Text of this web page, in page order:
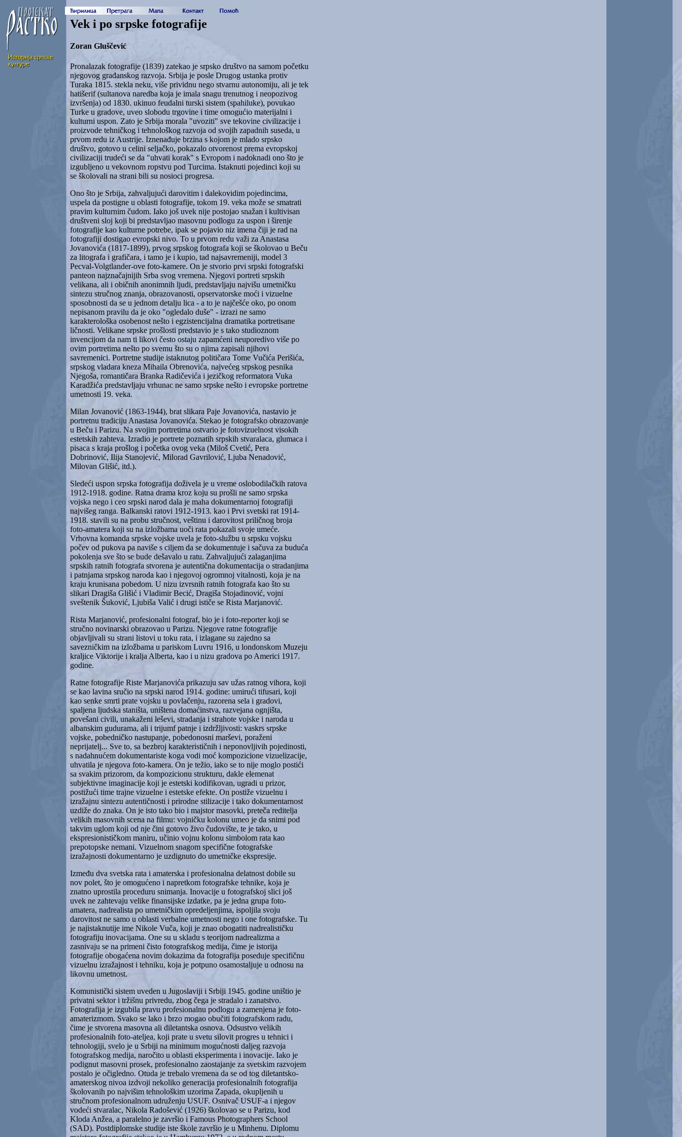
Vek i po srpske fotografije
Zoran Gluščević
Pronalazak fotografije (1839) zatekao je srpsko društvo na samom početku
njegovog građanskog razvoja. Srbija je posle Drugog ustanka protiv
Turaka 1815. stekla neku, više prividnu nego stvarnu autonomiju, ali je tek
hatišerif (sultanova naredba koja je imala snagu trenutnog i neopozivog
izvršenja) od 1830. ukinuo feudalni turski sistem (spahiluke), povukao
Turke u gradove, uveo slobodu trgovine i time omogućio materijalni i
kulturni uspon. Zato je Srbija morala "uvoziti" sve tekovine civilizacije i
proizvode tehničkog i tehnološkog razvoja od svojih zapadnih suseda, u
prvom redu iz Austrije. Iznenađuje brzina s kojom je mlado srpsko
društvo, gotovo u celini seljačko, pokazalo otvorenost prema evropskoj
civilizaciji trudeći se da "uhvati korak" s Evropom i nadoknadi ono što je
izgubljeno u vekovnom ropstvu pod Turcima. Istaknuti pojedinci koji su
se školovali na strani bili su nosioci progresa.
Ono što je Srbija, zahvaljujući darovitim i dalekovidim pojedincima,
uspela da postigne u oblasti fotografije, tokom 19. veka može se smatrati
pravim kulturnim čudom. Iako još uvek nije postojao snažan i kultivisan
društveni sloj koji bi predstavljao masovnu podlogu za uspon i širenje
fotografije kao kulturne potrebe, ipak se pojavio niz imena čiji je rad na
fotografiji dostigao evropski nivo. To u prvom redu važi za Anastasa
Jovanovića (1817-1899), prvog srpskog fotografa koji se školovao u Beču
za litografa i grafičara, i tamo je i kupio, tad najsavremeniji, model 3
Pecval-Volgtlander-ove foto-kamere. On je stvorio prvi srpski fotografski
panteon najznačajnijih Srba svog vremena. Njegovi portreti srpskih
velikana, ali i običnih anonimnih ljudi, predstavljaju najvišu umetničku
sintezu stručnog znanja, obrazovanosti, opservatorske moći i vizuelne
sposobnosti da se u jednom detalju lica - a to je najčešće oko, po onom
nepisanom pravilu da je oko "ogledalo duše" - izrazi ne samo
karakterološka osobenost nešto i egzistencijalna dramatika portretisane
ličnosti. Velikane srpske prošlosti predstavio je s tako studioznom
invencijom da nam ti likovi često ostaju zapamćeni neuporedivo više po
ovim portretima nešto po svemu što su o njima zapisali njihovi
savremenici. Portretne studije istaknutog političara Tome Vučića Perišića,
srpskog vladara kneza Mihaila Obrenovića, najvećeg srpskog pesnika
Njegoša, romantičara Branka Radičevića i jezičkog reformatora Vuka
Karadžića predstavljaju vrhunac ne samo srpske nešto i evropske portretne
umetnosti 19. veka.
Milan Jovanović (1863-1944), brat slikara Paje Jovanovića, nastavio je
portretnu tradiciju Anastasa Jovanovića. Stekao je fotografsko obrazovanje
u Beču i Parizu. Na svojim portretima ostvario je fotovizuelnost visokih
estetskih zahteva. Izradio je portrete poznatih srpskih stvaralaca, glumaca i
pisaca s kraja prošlog i početka ovog veka (Miloš Cvetić, Pera
Dobrinović, Ilija Stanojević, Milorad Gavrilović, Ljuba Nenadović,
Milovan Glišić, itd.).
Sledeći uspon srpska fotografija doživela je u vreme oslobodilačkih ratova
1912-1918. godine. Ratna drama kroz koju su prošli ne samo srpska
vojska nego i ceo srpski narod dala je maha dokumentarnoj fotografiji
najvišeg ranga. Balkanski ratovi 1912-1913. kao i Prvi svetski rat 1914-
1918. stavili su na probu stručnost, veštinu i darovitost priličnog broja
foto-amatera koji su na izložbama uoči rata pokazali svoje umeće.
Vrhovna komanda srpske vojske uvela je foto-službu u srpsku vojsku
počev od pukova pa naviše s ciljem da se dokumentuje i sačuva za buduća
pokolenja sve što se bude dešavalo u ratu. Zahvaljujući zalaganjima
srpskih ratnih fotografa stvorena je autentična dokumentacija o stradanjima
i patnjama srpskog naroda kao i njegovoj ogromnoj vitalnosti, koja je na
kraju krunisana pobedom. U nizu izvrsnih ratnih fotografa kao što su
slikari Dragiša Glišić i Vladimir Becić, Dragiša Stojadinović, vojni
sveštenik Šuković, Ljubiša Valić i drugi ističe se Rista Marjanović.
Rista Marjanović, profesionalni fotograf, bio je i foto-reporter koji se
stručno novinarski obrazovao u Parizu. Njegove ratne fotografije
objavljivali su strani listovi u toku rata, i izlagane su zajedno sa
savezničkim na izložbama u pariskom Luvru 1916, u londonskom Muzeju
kraljice Viktorije i kralja Alberta, kao i u nizu gradova po Americi 1917.
godine.
Ratne fotografije Riste Marjanovića prikazuju sav užas ratnog vihora, koji
se kao lavina sručio na srpski narod 1914. godine: umirući tifusari, koji
kao senke smrti prate vojsku u povlačenju, razorena sela i gradovi,
spaljena ljudska staništa, uništena domaćinstva, razvejana ognjišta,
povešani civili, unakaženi leševi, stradanja i strahote vojske i naroda u
albanskim gudurama, ali i trijumf patnje i izdržljivosti: vaskrs srpske
vojske, pobedničko nastupanje, pobedonosni marševi, poraženi
neprijatelj... Sve to, sa bezbroj karakterističnih i neponovljivih pojedinosti,
s nadahnućem dokumentariste koga vodi moć kompozicione vizuelizacije,
uhvatila je njegova foto-kamera. On je težio, iako se to nije moglo postići
sa svakim prizorom, da kompozicionu strukturu, dakle elemenat
subjektivne imaginacije koji je estetski kodifikovan, ugradi u prizor,
postižući time trajne vizuelne i estetske efekte. On postiže vizuelnu i
izražajnu sintezu autentičnosti i prirodne stilizacije i tako dokumentarnost
uzdiže do znaka. On je isto tako bio i majstor masovki, preteča reditelja
velikih masovnih scena na filmu: vojničku kolonu umeo je da snimi pod
takvim uglom koji od nje čini gotovo živo čudovište, te je tako, u
ekspresionističkom maniru, učinio vojnu kolonu simbolom rata kao
prepotopske nemani. Vizuelnom snagom specifične fotografske
izražajnosti dokumentarno je uzdignuto do umetničke ekspresije.
Između dva svetska rata i amaterska i profesionalna delatnost dobile su
nov polet, što je omogućeno i napretkom fotografske tehnike, koja je
znatno uprostila proceduru snimanja. Inovacije u fotografskoj slici još
uvek ne zahtevaju velike finansijske izdatke, pa je jedna grupa foto-
amatera, nadrealista po umetničkim opredeljenjima, ispoljila svoju
darovitost ne samo u oblasti verbalne umetnosti nego i one fotografske. Tu
je najistaknutije ime Nikole Vuča, koji je znao obogatiti nadrealističku
fotografiju inovacijama. One su u skladu s teorijom nadrealizma a
zasnivaju se na primeni čisto fotografskog medija, čime je istorija
fotografije obogaćena novim dokazima da fotografija poseduje specifičnu
vizuelnu izražajnost i tehniku, koja je potpuno osamostaljuje u odnosu na
likovnu umetnost.
Komunistički sistem uveden u Jugoslaviji i Srbiji 1945. godine uništio je
privatni sektor i tržišnu privredu, zbog čega je stradalo i zanatstvo.
Fotografija je izgubila pravu profesionalnu podlogu a zamenjena je foto-
amaterizmom. Svako se lako i brzo mogao obučiti fotografskom radu,
čime je stvorena masovna ali diletantska osnova. Odsustvo velikih
profesionalnih foto-ateljea, koji prate u svetu silovit progres u tehnici i
tehnologiji, svelo je u Srbiji na minimum mogućnosti daljeg razvoja
fotografskog medija, naročito u oblasti eksperimenta i inovacije. Iako je
podignut masovni prosek, profesionalno zaostajanje za svetskim razvojem
postalo je očigledno. Otuda je trebalo vremena da se od tog diletantsko-
amaterskog nivoa izdvoji nekoliko generacija profesionalnih fotografija
školovanih po najvišim tehnološkim uzorima Zapada, okupljenih u
stručnom profesionalnom udruženju USUF. Osnivač USUF-a i njegov
vodeći stvaralac, Nikola Radošević (1926) školovao se u Parizu, kod
Kloda Anžea, a paralelno je završio i Famous Photographers School
(SAD). Postdiplomske studije iste škole završio je u Minhenu. Diplomu